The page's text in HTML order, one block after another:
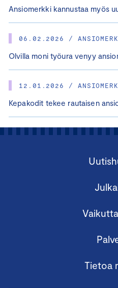
Ansiomerkki kannustaa myös
06.02.2026 /
Olvilla moni työura venyy
12.01.2026 /
Kepakodit tekee rautaisen
Tietoa